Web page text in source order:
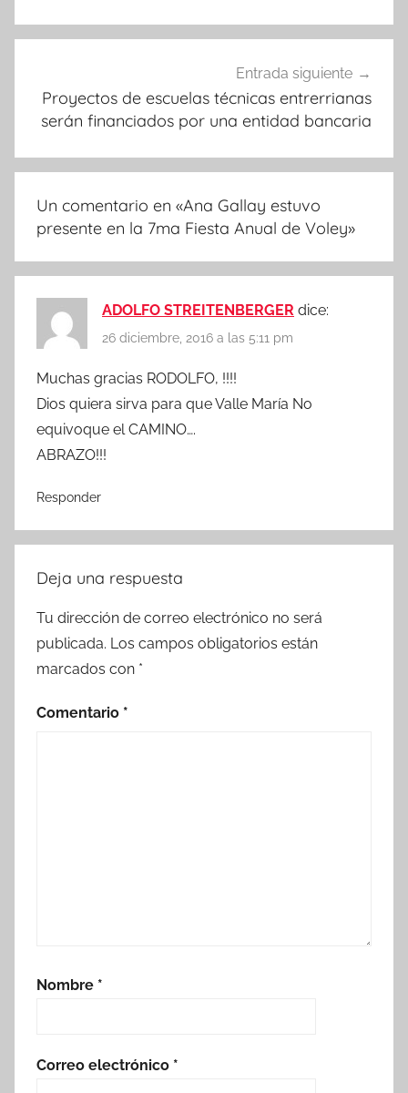
Entrada siguiente
Proyectos de escuelas técnicas entrerrianas
serán financiados por una entidad bancaria
Un comentario en «Ana Gallay estuvo
presente en la 7ma Fiesta Anual de Voley»
ADOLFO STREITENBERGER dice:
26 diciembre, 2016 a las 5:11 pm
Muchas gracias RODOLFO, !!!!
Dios quiera sirva para que Valle María No
equivoque el CAMINO….
ABRAZO!!!
Responder
Deja una respuesta
Tu dirección de correo electrónico no será
publicada. Los campos obligatorios están
marcados con *
Comentario *
Nombre *
Correo electrónico *